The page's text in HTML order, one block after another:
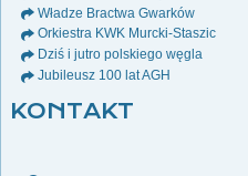
Władze Bractwa Gwarków
Orkiestra KWK Murcki-Staszic
Dziś i jutro polskiego węgla
Jubileusz 100 lat AGH
KONTAKT